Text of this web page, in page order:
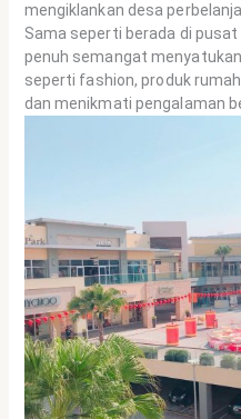
mengiklankan desa
Sama seperti berada di
penuh semangat
seperti fashion, produk
dan menikmati pengalaman